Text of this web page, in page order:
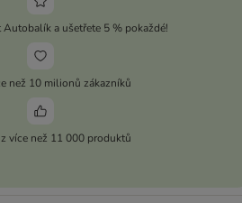
a ušetřete 5 % pokaždé!
než 10 milionů zákazníků
více než 11 000 produktů